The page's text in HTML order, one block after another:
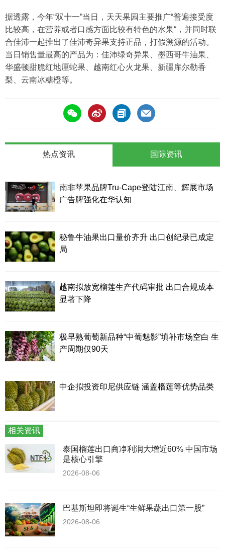
据透露，今年“双十一”当日，天天果园主要推广“普遍接受度
比较高，在营养或者口感方面比较有特色的水果“，并同时联
合佳沛一起推出了佳沛奇异果支持正品，打假溯源的活动。
当日销售量最高的产品为：佳沛绿奇异果、墨西哥牛油果、
华盛顿甜脆红地厘蛇果、越南红心火龙果、新疆库尔勒香
梨、云南冰糖橙等。
热点资讯
南非苹果品牌Tru-Cape登陆江南、辉展市场
广告牌强化在华认知
秘鲁牛油果出口量价齐升 出口创纪录已成定
局
越南拟放宽榴莲生产代码审批 出口合规成本
显著下降
极早熟葡萄新品种“中葡魅影”填补市场空白 生
产周期仅90天
中企拟投资印尼供应链 涵盖榴莲等优势品类
国际资讯
相关资讯
泰国榴莲出口商净利润大增近60% 中国市场
是核心引擎
2026-08-06
巴基斯坦即将诞生“生鲜果蔬出口第一股”
2026-08-06